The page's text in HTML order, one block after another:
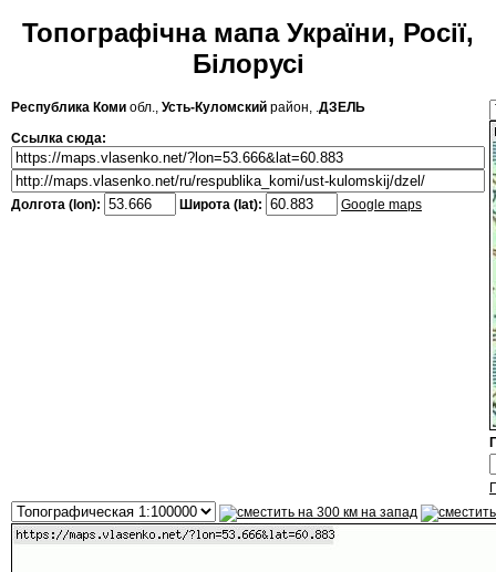
Топографічна мапа України, Росії,
Білорусі
Республика Коми обл., Усть-Куломский район, .ДЗЕЛЬ
Ссылка сюда:
Долгота (lon): Широта (lat): Google maps